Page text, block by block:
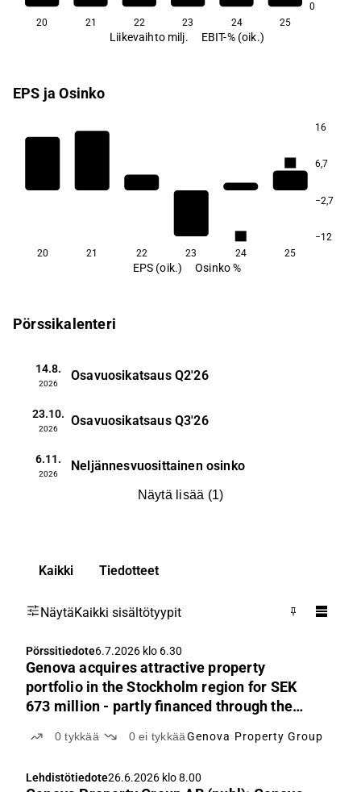
0
20 21 22 23 24 25
Liikevaihto milj. EBIT-% (oik.)
EPS ja Osinko
16
6,7
−2,7
−12
2,3
20 21 22 23 24 25
EPS (oik.) Osinko %
Pörssikalenteri
14.8.
2026
Osavuosikatsaus Q2'26
23.10.
2026
Osavuosikatsaus Q3'26
6.11.
2026
Neljännesvuosittainen osinko
Näytä lisää (1)
Kaikki Tiedotteet
NäytäKaikki sisältötyypit
Pörssitiedote6.7.2026 klo 6.30
Genova acquires attractive property
portfolio in the Stockholm region for SEK
673 million - partly financed through the
issue of ordinary shares
0tykkää 0ei tykkääGenova Property Group
Lehdistötiedote26.6.2026 klo 8.00